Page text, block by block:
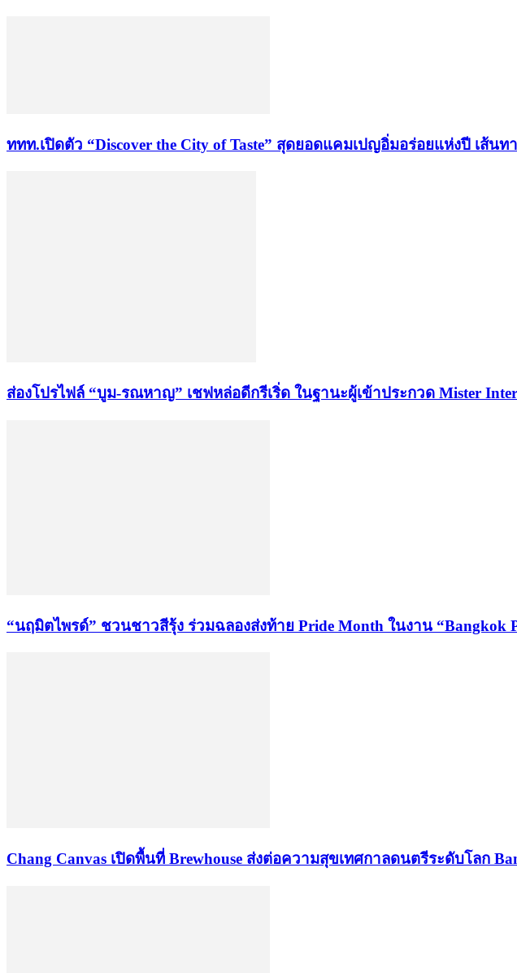
ททท.เปิดตัว “Discover the City of Taste” สุดยอดแคมเปญอิ่มอร่อยแห่งปี เส้
ส่องโปรไฟล์ “บูม-รณหาญ” เชฟหล่อดีกรีเริ่ด ในฐานะผู้เข้าประกวด Mister
“นฤมิตไพรด์” ชวนชาวสีรุ้ง ร่วมฉลองส่งท้าย Pride Month ในงาน “Bangkok
Chang Canvas เปิดพื้นที่ Brewhouse ส่งต่อความสุขเทศกาลดนตรีระดับโลก